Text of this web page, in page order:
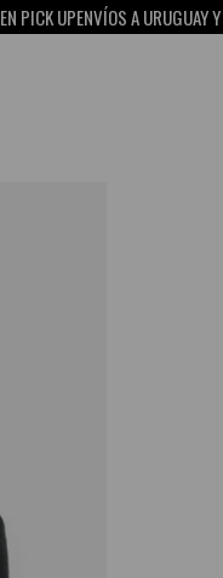
ENVÍOS A URUGUAY Y EL